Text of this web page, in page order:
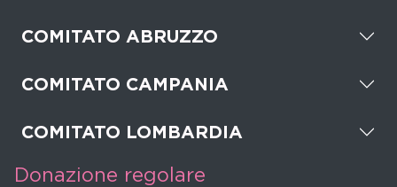
COMITATO ABRUZZO
COMITATO CAMPANIA
COMITATO LOMBARDIA
Donazione regolare